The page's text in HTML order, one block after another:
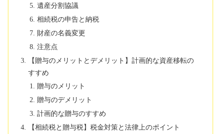
遺産分割協議
相続税の申告と納税
財産の名義変更
注意点
【贈与のメリットとデメリット】計画的な資産移転の
すすめ
贈与のメリット
贈与のデメリット
計画的な贈与のすすめ
【相続税と贈与税】税金対策と法律上のポイント